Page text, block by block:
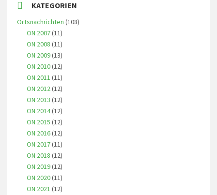
KATEGORIEN
Ortsnachrichten (108)
ON 2007(11)
ON 2008 (11)
ON 2009(13)
ON 2010(12)
ON 2011 (11)
ON 2012(12)
ON 2013 (12)
ON 2014(12)
ON 2015 (12)
ON 2016(12)
ON 2017(11)
ON 2018 (12)
ON 2019(12)
ON 2020(11)
ON 2021 (12)